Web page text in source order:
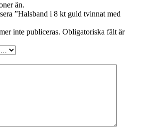
än.
”Halsband i 8 kt guld tvinnat med
inte publiceras. Obligatoriska fält är